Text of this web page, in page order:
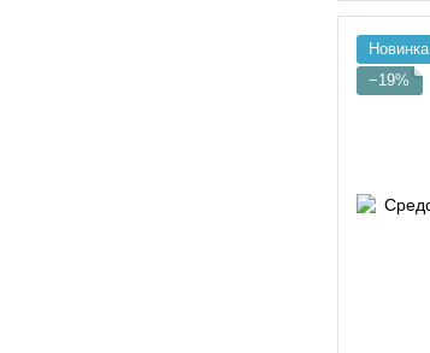
Новинка
−19%